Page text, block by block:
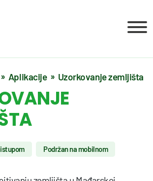
Aplikacije Uzorkovanje zemljišta
Podržan na mobilnom